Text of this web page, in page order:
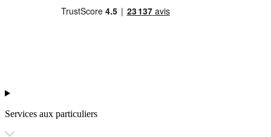
Services aux particuliers